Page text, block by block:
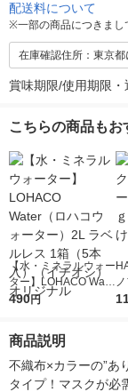
配送料について
※一部の商品につきまし
在庫確認住所：東京都
賞味期限/使用期限・
こちらの商品もお
【水・ミネラルウォー
ター】LOHACO Wate
r（ロハコウォータ
シ） オリジナル
490円
5
商品説明
不織布×カラーの”あ
タイプ！マスクが必